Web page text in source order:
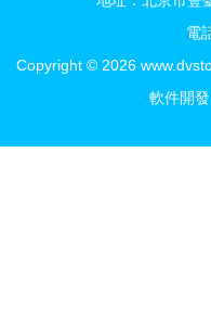
電
Copyright © 2026
軟件開發